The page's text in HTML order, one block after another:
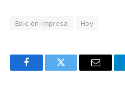
Edición Impresa Hoy
FacebookTwitter Email